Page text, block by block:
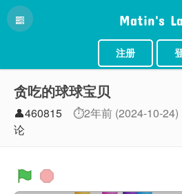
Matin's
注册
贪吃的球球宝贝
👤460815 ⏱2年前 (2024-10-24)
论